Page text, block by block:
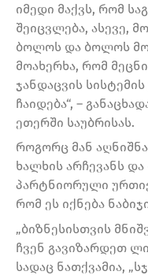
იმედი მაქვს, რომ
შეიცვლება, ასევე,
ბოლოს და ბოლოს
მოახერხა, რომ
ჯანდაცვის
ჩაიდება“, –
ეთერში საუბრისას.
როგორც მან
ხალხის არჩევანს
პარტნიორული
რომ ეს იქნება
„ბიზნესისთვის
ჩვენ გავიზარდეთ
სადაც ნათქვამია,